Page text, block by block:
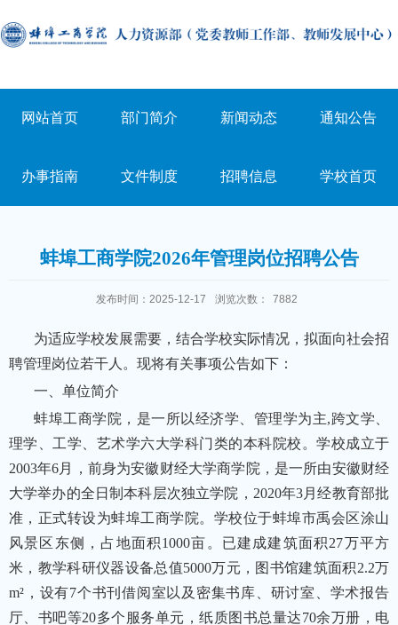
网站首页 部门简介 新闻动态 通知公告
办事指南 文件制度 招聘信息 学校首页
蚌埠工商学院2026年管理岗位招聘公告
发布时间：2025-12-17 浏览次数： 7882
为适应学校发展需要，结合学校实际情况，拟面向社会招
聘管理岗位若干人。现将有关事项公告如下：
一、单位简介
蚌埠工商学院，是一所以经济学、管理学为主,跨文学、
理学、工学、艺术学六大学科门类的本科院校。学校成立于
2003年6月，前身为安徽财经大学商学院，是一所由安徽财经
大学举办的全日制本科层次独立学院，2020年3月经教育部批
准，正式转设为蚌埠工商学院。学校位于蚌埠市禹会区涂山
风景区东侧，占地面积1000亩。已建成建筑面积27万平方
米，教学科研仪器设备总值5000万元，图书馆建筑面积2.2万
m²，设有7个书刊借阅室以及密集书库、研讨室、学术报告
厅、书吧等20多个服务单元，纸质图书总量达70余万册，电